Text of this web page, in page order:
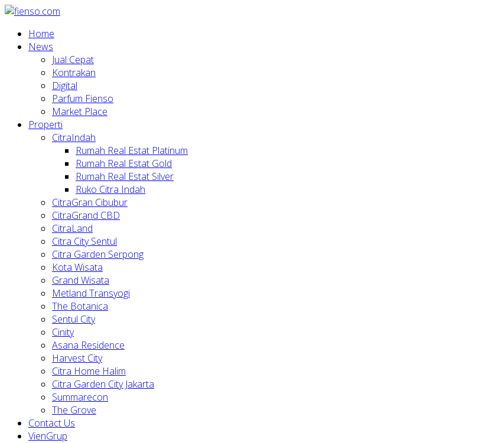
Home
News
Jual Cepat
Kontrakan
Digital
Parfum Fienso
Market Place
Properti
CitraIndah
Rumah Real Estat Platinum
Rumah Real Estat Gold
Rumah Real Estat Silver
Ruko Citra Indah
CitraGran Cibubur
CitraGrand CBD
CitraLand
Citra City Sentul
Citra Garden Serpong
Kota Wisata
Grand Wisata
Metland Transyogi
The Botanica
Sentul City
Cinity
Asana Residence
Harvest City
Citra Home Halim
Citra Garden City Jakarta
Summarecon
The Grove
Contact Us
VienGrup